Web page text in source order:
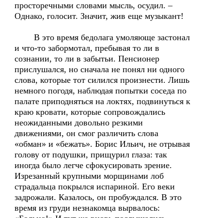
просторечными словами мысль, осудил. –
Однако, голосит. Значит, жив еще музыкант!
В это время бедолага умоляюще застонал
и что-то забормотал, пребывая то ли в
сознании, то ли в забытьи. Пенсионер
прислушался, но сначала не понял ни одного
слова, которые тот силился произнести. Лишь
немного погодя, наблюдая попытки соседа по
палате приподняться на локтях, подвинуться к
краю кровати, которые сопровождались
неожиданными довольно резкими
движениями, он смог различить слова
«обман» и «бежать». Борис Ильич, не отрывая
голову от подушки, прищурил глаза: так
иногда было легче сфокусировать зрение.
Изрезанный крупными морщинами лоб
страдальца покрылся испариной. Его веки
задрожали. Казалось, он пробуждался. В это
время из груди незнакомца вырвалось: